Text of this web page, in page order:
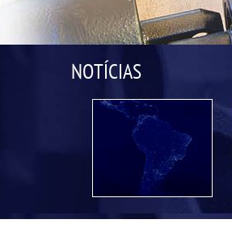
NOTÍCIAS